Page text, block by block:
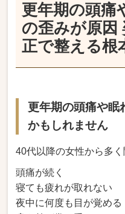
更年期の頭痛
の歪みが原因
正で整える根
更年期の頭痛や眠
かもしれません
40代以降の女性から多く
頭痛が続く
寝ても疲れが取れない
夜中に何度も目が覚める